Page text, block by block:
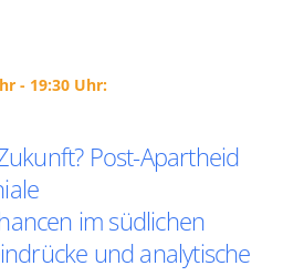
- 19:30 Uhr:
Post-Apartheid
im südlichen
und analytische